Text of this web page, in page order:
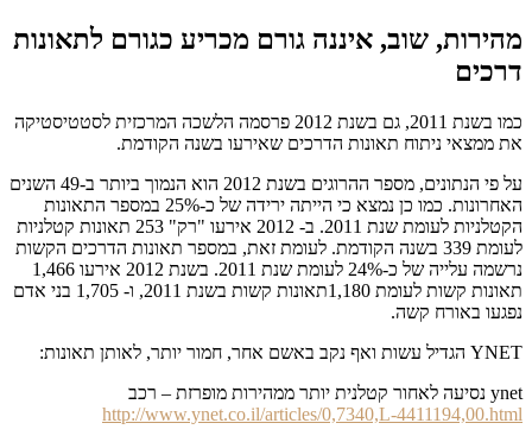
מהירות, שוב, איננה גורם מכריע כגורם לתאונות
דרכים
כמו בשנת 2011, גם בשנת 2012 פרסמה הלשכה המרכזית לסטטיסטיקה
את ממצאי ניתוח תאונות הדרכים שאירעו בשנה הקודמת.
על פי הנתונים, מספר ההרוגים בשנת 2012 הוא הנמוך ביותר ב-49 השנים
האחרונות. כמו כן נמצא כי הייתה ירידה של כ-25% במספר התאונות
הקטלניות לעומת שנת 2011. ב- 2012 אירעו "רק" 253 תאונות קטלניות
לעומת 339 בשנה הקודמת. לעומת זאת, במספר תאונות הדרכים הקשות
נרשמה עלייה של כ-24% לעומת שנת 2011. בשנת 2012 אירעו 1,466
תאונות קשות לעומת 1,180תאונות קשות בשנת 2011, ו- 1,705 בני אדם
נפגעו באורח קשה.
YNET הגדיל עשות ואף נקב באשם אחר, חמור יותר, לאותן תאונות:
ynet נסיעה לאחור קטלנית יותר ממהירות מופרזת – רכב
http://www.ynet.co.il/articles/0,7340,L-4411194,00.html